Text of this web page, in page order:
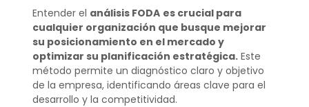
Entender el análisis FODA es crucial para
cualquier organización que busque mejorar
su posicionamiento en el mercado y
optimizar su planificación estratégica.Este
método permite un diagnóstico claro y objetivo
de la empresa, identificando áreas clave para el
desarrollo y la competitividad.